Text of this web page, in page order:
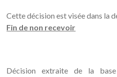
Cette décision est visée dans la
Fin de non recevoir
Décision extraite de la